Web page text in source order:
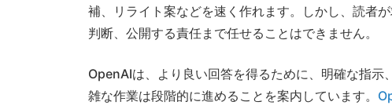
補、リライト案などを速く作れます。しかし、読者
判断、公開する責任まで任せることはできません。
OpenAIは、より良い回答を得るために、明確な指
雑な作業は段階的に進めることを案内しています。